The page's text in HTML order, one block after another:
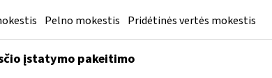
Pelno mokestis Pridėtinės vertės mokestis
įstatymo pakeitimo